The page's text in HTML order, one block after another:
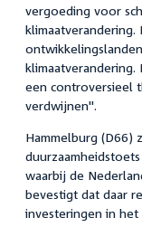
vergoeding voor
klimaatverandering.
een controversieel
verdwijnen".
Hammelburg (D66)
waarbij de
bevestigt dat daar
investeringen in het